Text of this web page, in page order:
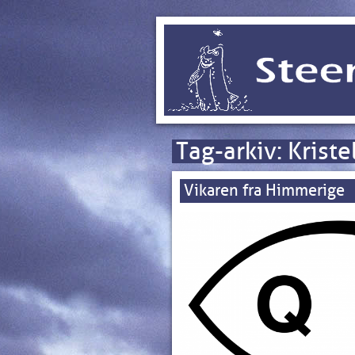
Tag-arkiv:
Vikaren fra Himmerige